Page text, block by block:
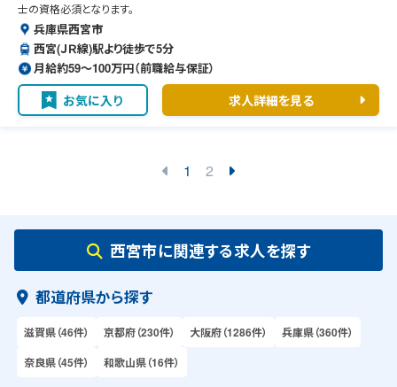
士の資格必須となります。
兵庫県西宮市
西宮(ＪＲ線)駅より徒歩で5分
月給約59〜100万円（前職給与保証）
お気に入り 求人詳細を見る
1 2
西宮市に関連する求人を探す
都道府県から探す
滋賀県（46件） 京都府（230件） 大阪府（1286件）
兵庫県（360件）
奈良県（45件）
和歌山県（16件）